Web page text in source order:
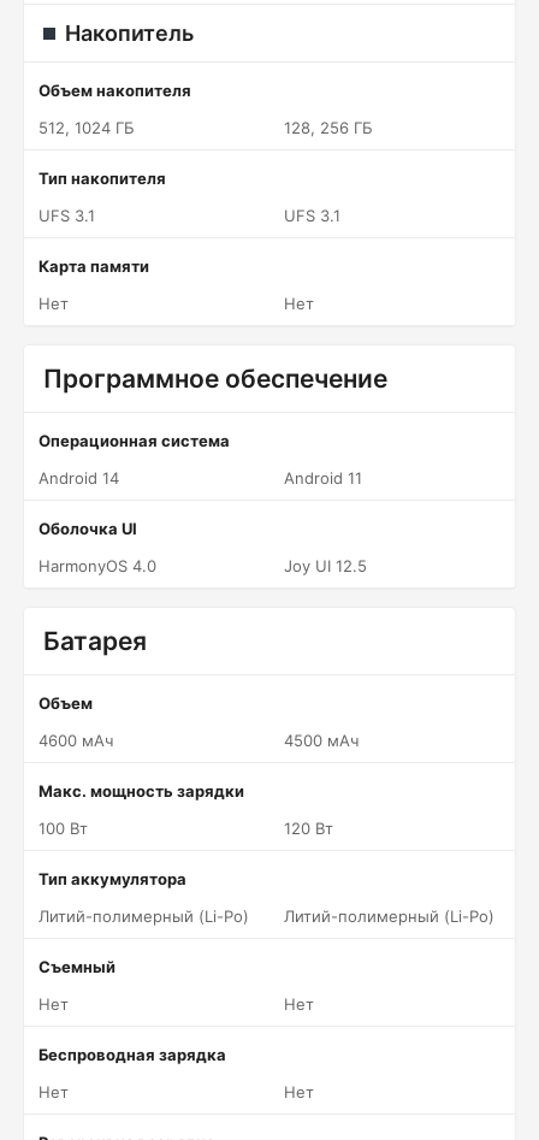
Накопитель
Объем накопителя
512, 1024 ГБ
128, 256 ГБ
Тип накопителя
UFS 3.1
UFS 3.1
Карта памяти
Нет
Нет
Программное обеспечение
Операционная система
Android 14
Android 11
Оболочка UI
HarmonyOS 4.0
Joy UI 12.5
Батарея
Объем
4600 мАч
4500 мАч
Макс. мощность зарядки
100 Вт
120 Вт
Тип аккумулятора
Литий-полимерный (Li-Po)
Литий-полимерный (Li-Po)
Съемный
Нет
Нет
Беспроводная зарядка
Нет
Нет